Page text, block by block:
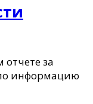
отчете за
информацию